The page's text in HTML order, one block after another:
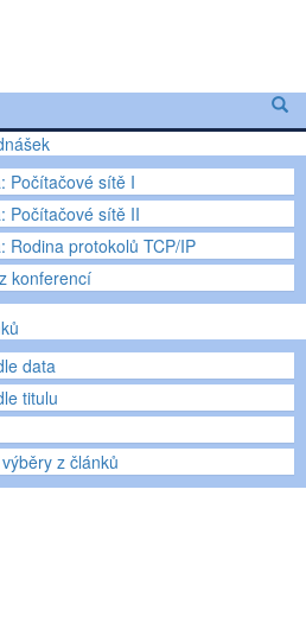
Počítačové sítě I
Počítačové sítě II
Rodina protokolů TCP/IP
konferencí
data
titulu
z článků